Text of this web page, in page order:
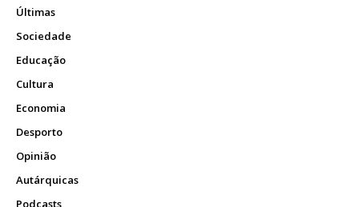
Últimas
Sociedade
Educação
Cultura
Economia
Desporto
Opinião
Autárquicas
Podcasts